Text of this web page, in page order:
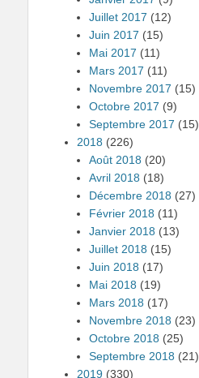
Juillet 2017 (12)
Juin 2017 (15)
Mai 2017 (11)
Mars 2017 (11)
Novembre 2017 (15)
Octobre 2017 (9)
Septembre 2017 (15)
2018 (226)
Août 2018 (20)
Avril 2018 (18)
Décembre 2018 (27)
Février 2018 (11)
Janvier 2018 (13)
Juillet 2018 (15)
Juin 2018 (17)
Mai 2018 (19)
Mars 2018 (17)
Novembre 2018 (23)
Octobre 2018 (25)
Septembre 2018 (21)
2019 (330)